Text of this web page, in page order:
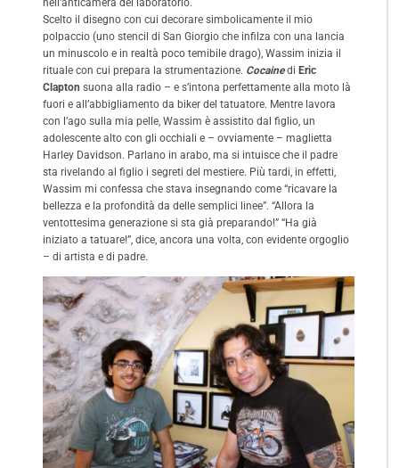
nell’anticamera del laboratorio.
Scelto il disegno con cui decorare simbolicamente il mio
polpaccio (uno stencil di San Giorgio che infilza con una lancia
un minuscolo e in realtà poco temibile drago), Wassim inizia il
rituale con cui prepara la strumentazione. Cocainedi Eric
Clapton suona alla radio – e s’intona perfettamente alla moto là
fuori e all’abbigliamento da biker del tatuatore. Mentre lavora
con l’ago sulla mia pelle, Wassim è assistito dal figlio, un
adolescente alto con gli occhiali e – ovviamente – maglietta
Harley Davidson. Parlano in arabo, ma si intuisce che il padre
sta rivelando al figlio i segreti del mestiere. Più tardi, in effetti,
Wassim mi confessa che stava insegnando come “ricavare la
bellezza e la profondità da delle semplici linee”. “Allora la
ventottesima generazione si sta già preparando!” “Ha già
iniziato a tatuare!”, dice, ancora una volta, con evidente orgoglio
– di artista e di padre.